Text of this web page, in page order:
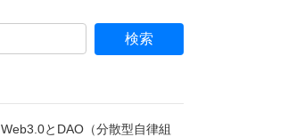
Web3.0とDAO（分散型自律組